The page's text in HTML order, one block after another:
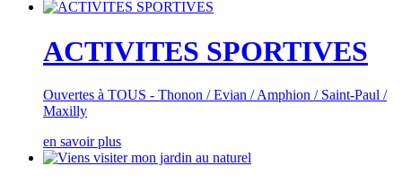
ACTIVITES SPORTIVES
Ouvertes à TOUS - Thonon / Evian / Amphion / Saint-Paul /
Maxilly
en savoir plus